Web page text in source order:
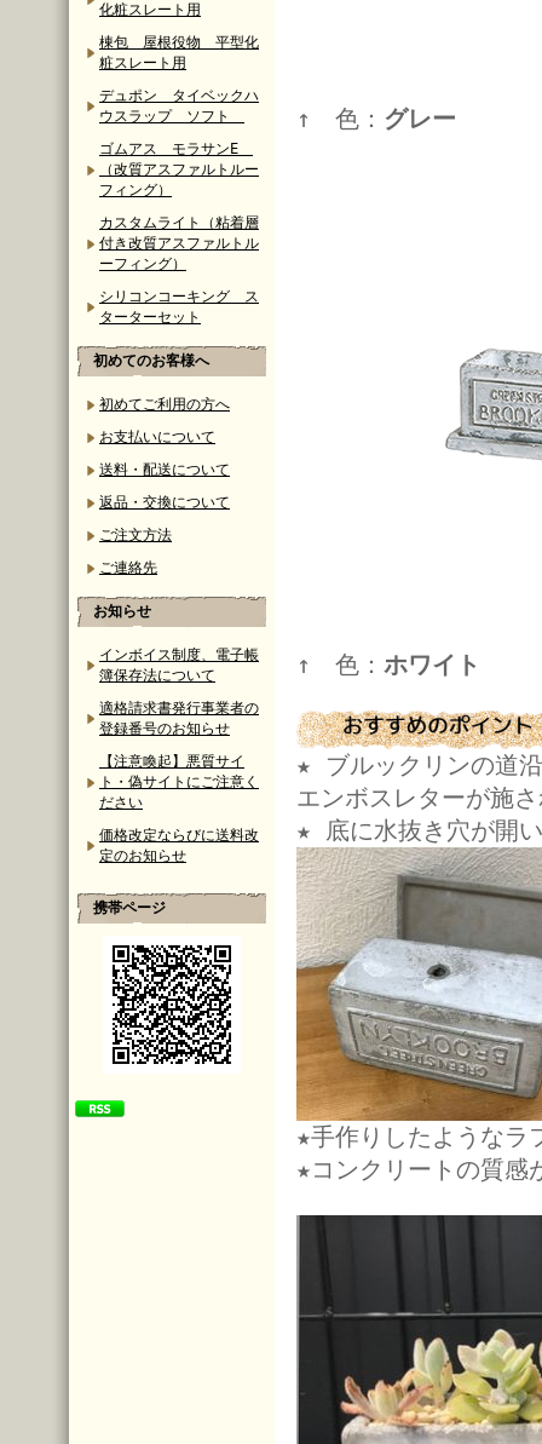
化粧スレート用
棟包 屋根役物 平型化
粧スレート用
デュポン タイベックハ
ウスラップ ソフト
ゴムアス モラサンE
（改質アスファルトルー
フィング）
カスタムライト（粘着層
付き改質アスファルトル
ーフィング）
シリコンコーキング ス
ターターセット
初めてのお客様へ
初めてご利用の方へ
お支払いについて
送料・配送について
返品・交換について
ご注文方法
ご連絡先
お知らせ
インボイス制度、電子帳
簿保存法について
適格請求書発行事業者の
登録番号のお知らせ
【注意喚起】悪質サイ
ト・偽サイトにご注意く
ださい
価格改定ならびに送料改
定のお知らせ
携帯ページ
↑ 色： グレー
↑ 色： ホワイト
★ ブルックリンの道
エンボスレターが施
★ 底に水抜き穴が開
★手作りしたようなラ
★コンクリートの質感